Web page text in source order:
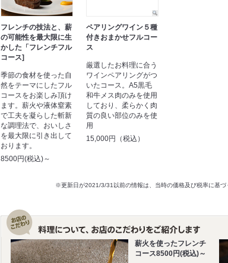
フレンチの技法と、薪
の可能性を最大限に生
かした「フレンチフル
コース]
季節の食材を使った自
然をテーマにしたフル
コースをお楽しみ頂け
ます。薪火や液体窒素
で工夫を凝らした斬新
な調理法で、おいしさ
を最大限に引き出して
おります。
8500円(税込)～
ペアリングワイン５種
付きおまかせフルコー
ス
厳選したお料理に合う
ワインペアリングがつ
いたコース。A5黒毛
和牛メス肉のみを使用
しており、柔らかく肉
質の良い部位のみを使
用
15,000円（税込）
※更新日が2021/3/31以前の情報は、当時の価格及び税率に基づ
薪火を使ったフレンチ
コース8500円(税込)～